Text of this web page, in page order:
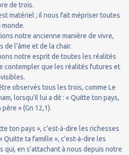
de trois.
matériel ; il nous fait mépriser toutes
notre ancienne manière de vivre,
de l'âme et de la chair.
notre esprit de toutes les réalités
contempler que les réalités futures et
observés tous les trois, comme Le
lorsqu'il lui a dit : « Quitte ton pays,
» (Gn 12,1).
ton pays », c'est-à-dire les richesses
Quitte ta famille », c'est-à-dire les
qui, en s'attachant à nous depuis notre